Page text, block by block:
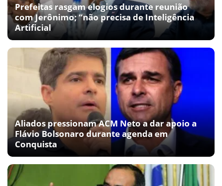
Prefeitas rasgam elogios durante reunião
com Jerônimo; “não precisa de Inteligência
Artificial
Aliados pressionam ACM Neto a dar apoio a
Flávio Bolsonaro durante agenda em
Conquista